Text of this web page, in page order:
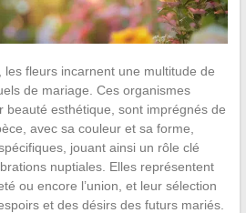
les fleurs incarnent une multitude de
de mariage. Ces organismes
beauté esthétique, sont imprégnés de
avec sa couleur et sa forme,
jouant ainsi un rôle clé
nuptiales. Elles représentent
ou encore l’union, et leur sélection
et des désirs des futurs mariés.